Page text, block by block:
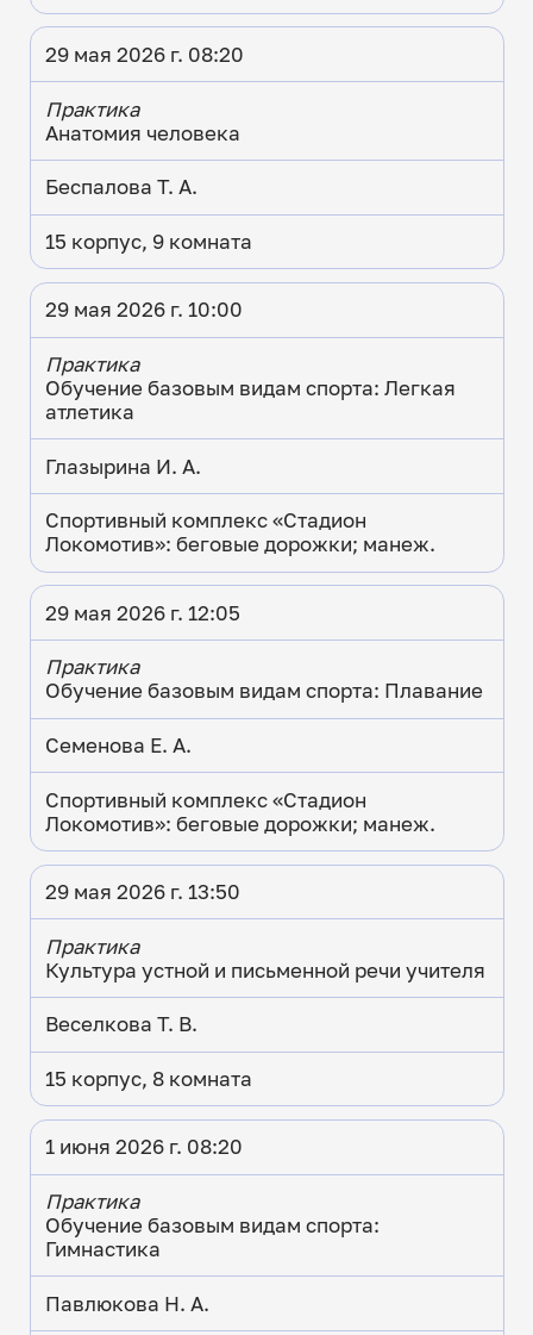
29 мая 2026 г. 08:20
Практика
Анатомия человека
Беспалова Т. А.
15 корпус, 9 комната
29 мая 2026 г. 10:00
Практика
Обучение базовым видам спорта: Легкая
атлетика
Глазырина И. А.
Спортивный комплекс «Стадион
Локомотив»: беговые дорожки; манеж.
29 мая 2026 г. 12:05
Практика
Обучение базовым видам спорта: Плавание
Семенова Е. А.
Спортивный комплекс «Стадион
Локомотив»: беговые дорожки; манеж.
29 мая 2026 г. 13:50
Практика
Культура устной и письменной речи учителя
Веселкова Т. В.
15 корпус, 8 комната
1 июня 2026 г. 08:20
Практика
Обучение базовым видам спорта:
Гимнастика
Павлюкова Н. А.